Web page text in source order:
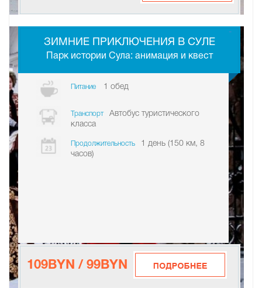
ЗИМНИЕ ПРИКЛЮЧЕНИЯ В СУЛЕ
Парк истории Сула: анимация и квест
Питание 1 обед
Транспорт
Автобус туристического
класса
Продолжительность
1 день (150 км, 8
часов)
109BYN / 99BYN
-